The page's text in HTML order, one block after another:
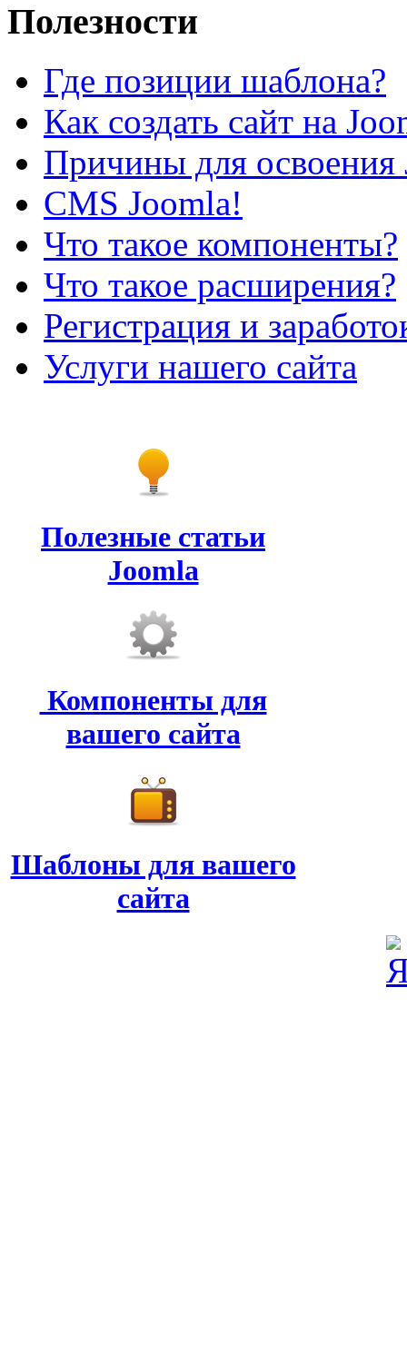
Полезности
Где позиции шаблона?
Как создать сайт на
Причины для освоения
CMS Joomla!
Что такое компоненты?
Что такое расширения?
Регистрация и
Услуги нашего сайта
Полезные статьи
Joomla
Компоненты для
вашего сайта
Шаблоны для вашего
сайта